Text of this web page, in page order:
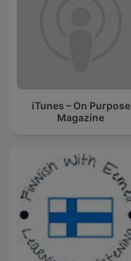
iTunes – On Purpose
Magazine